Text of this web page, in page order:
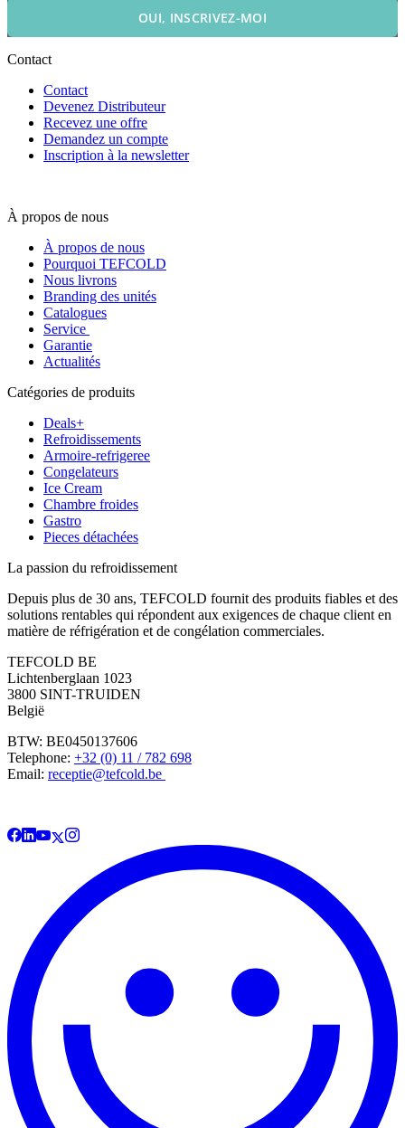
OUI, INSCRIVEZ-MOI
Contact
Contact
Devenez Distributeur
Recevez une offre
Demandez un compte
Inscription à la newsletter
À propos de nous
À propos de nous
Pourquoi TEFCOLD
Nous livrons
Branding des unités
Catalogues
Service
Garantie
Actualités
Catégories de produits
Deals+
Refroidissements
Armoire-refrigeree
Congelateurs
Ice Cream
Chambre froides
Gastro
Pieces détachées
La passion du refroidissement
Depuis plus de 30 ans, TEFCOLD fournit des produits fiables et des
solutions rentables qui répondent aux exigences de chaque client en
matière de réfrigération et de congélation commerciales.
TEFCOLD BE
Lichtenberglaan 1023
3800 SINT-TRUIDEN
België
BTW: BE0450137606
Telephone: +32 (0) 11 / 782 698
Email: receptie@tefcold.be